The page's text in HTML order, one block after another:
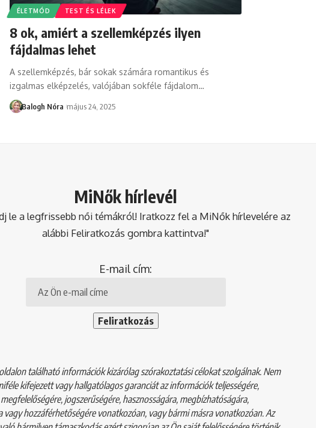
ÉLETMÓD TEST ÉS LÉLEK
8 ok, amiért a szellemképzés ilyen
fájdalmas lehet
A szellemképzés, bár sokak számára romantikus és
izgalmas elképzelés, valójában sokféle fájdalom…
Balogh Nóra május 24, 2025
MiNők hírlevél
le a legfrissebb női témákról! Iratkozz fel a MiNők hírlevelére az
alábbi Feliratkozás gombra kattintva!"
E-mail cím:
található információk kizárólag szórakoztatási célokat szolgálnak. Nem
kifejezett vagy hallgatólagos garanciát az információk teljességére,
jogszerűségére, hasznosságára, megbízhatóságára,
vagy hozzáférhetőségére vonatkozóan, vagy bármi másra vonatkozóan. Az